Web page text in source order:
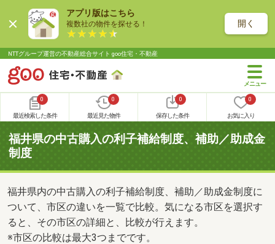
アプリ版はこちら
複数社の物件を探せる！ 開く
NTTグループ運営の不動産総合サイト goo住宅・不動産
0
最近検索した条件
0
最近見た物件
0
保存した条件
0
お気に入り
福井県の中古購入の利子補給制度、補助／助成金
制度
福井県内の中古購入の利子補給制度、補助／助成金制度に
ついて、市区の違いを一覧で比較。気になる市区を選択す
ると、その市区の詳細と、比較が行えます。
※市区の比較は最大3つまでです。